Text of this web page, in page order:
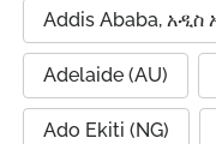
Addis Ababa, አዲስ
Adelaide (AU)
Ado Ekiti (NG)